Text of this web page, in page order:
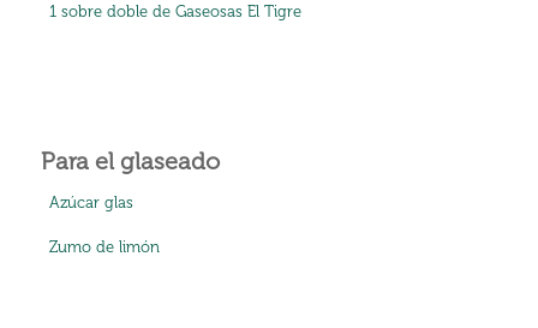
1 sobre doble de Gaseosas El Tigre
Para el glaseado
Azúcar glas
Zumo de limón